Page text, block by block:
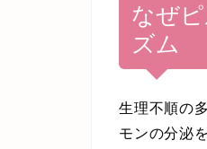
なぜ
ズム
生理不順の
モンの分泌